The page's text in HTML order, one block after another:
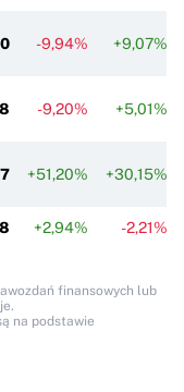
-9,94% +9,07%
-9,20% +5,01%
+51,20% +30,15%
+2,94% -2,21%
finansowych lub
na podstawie